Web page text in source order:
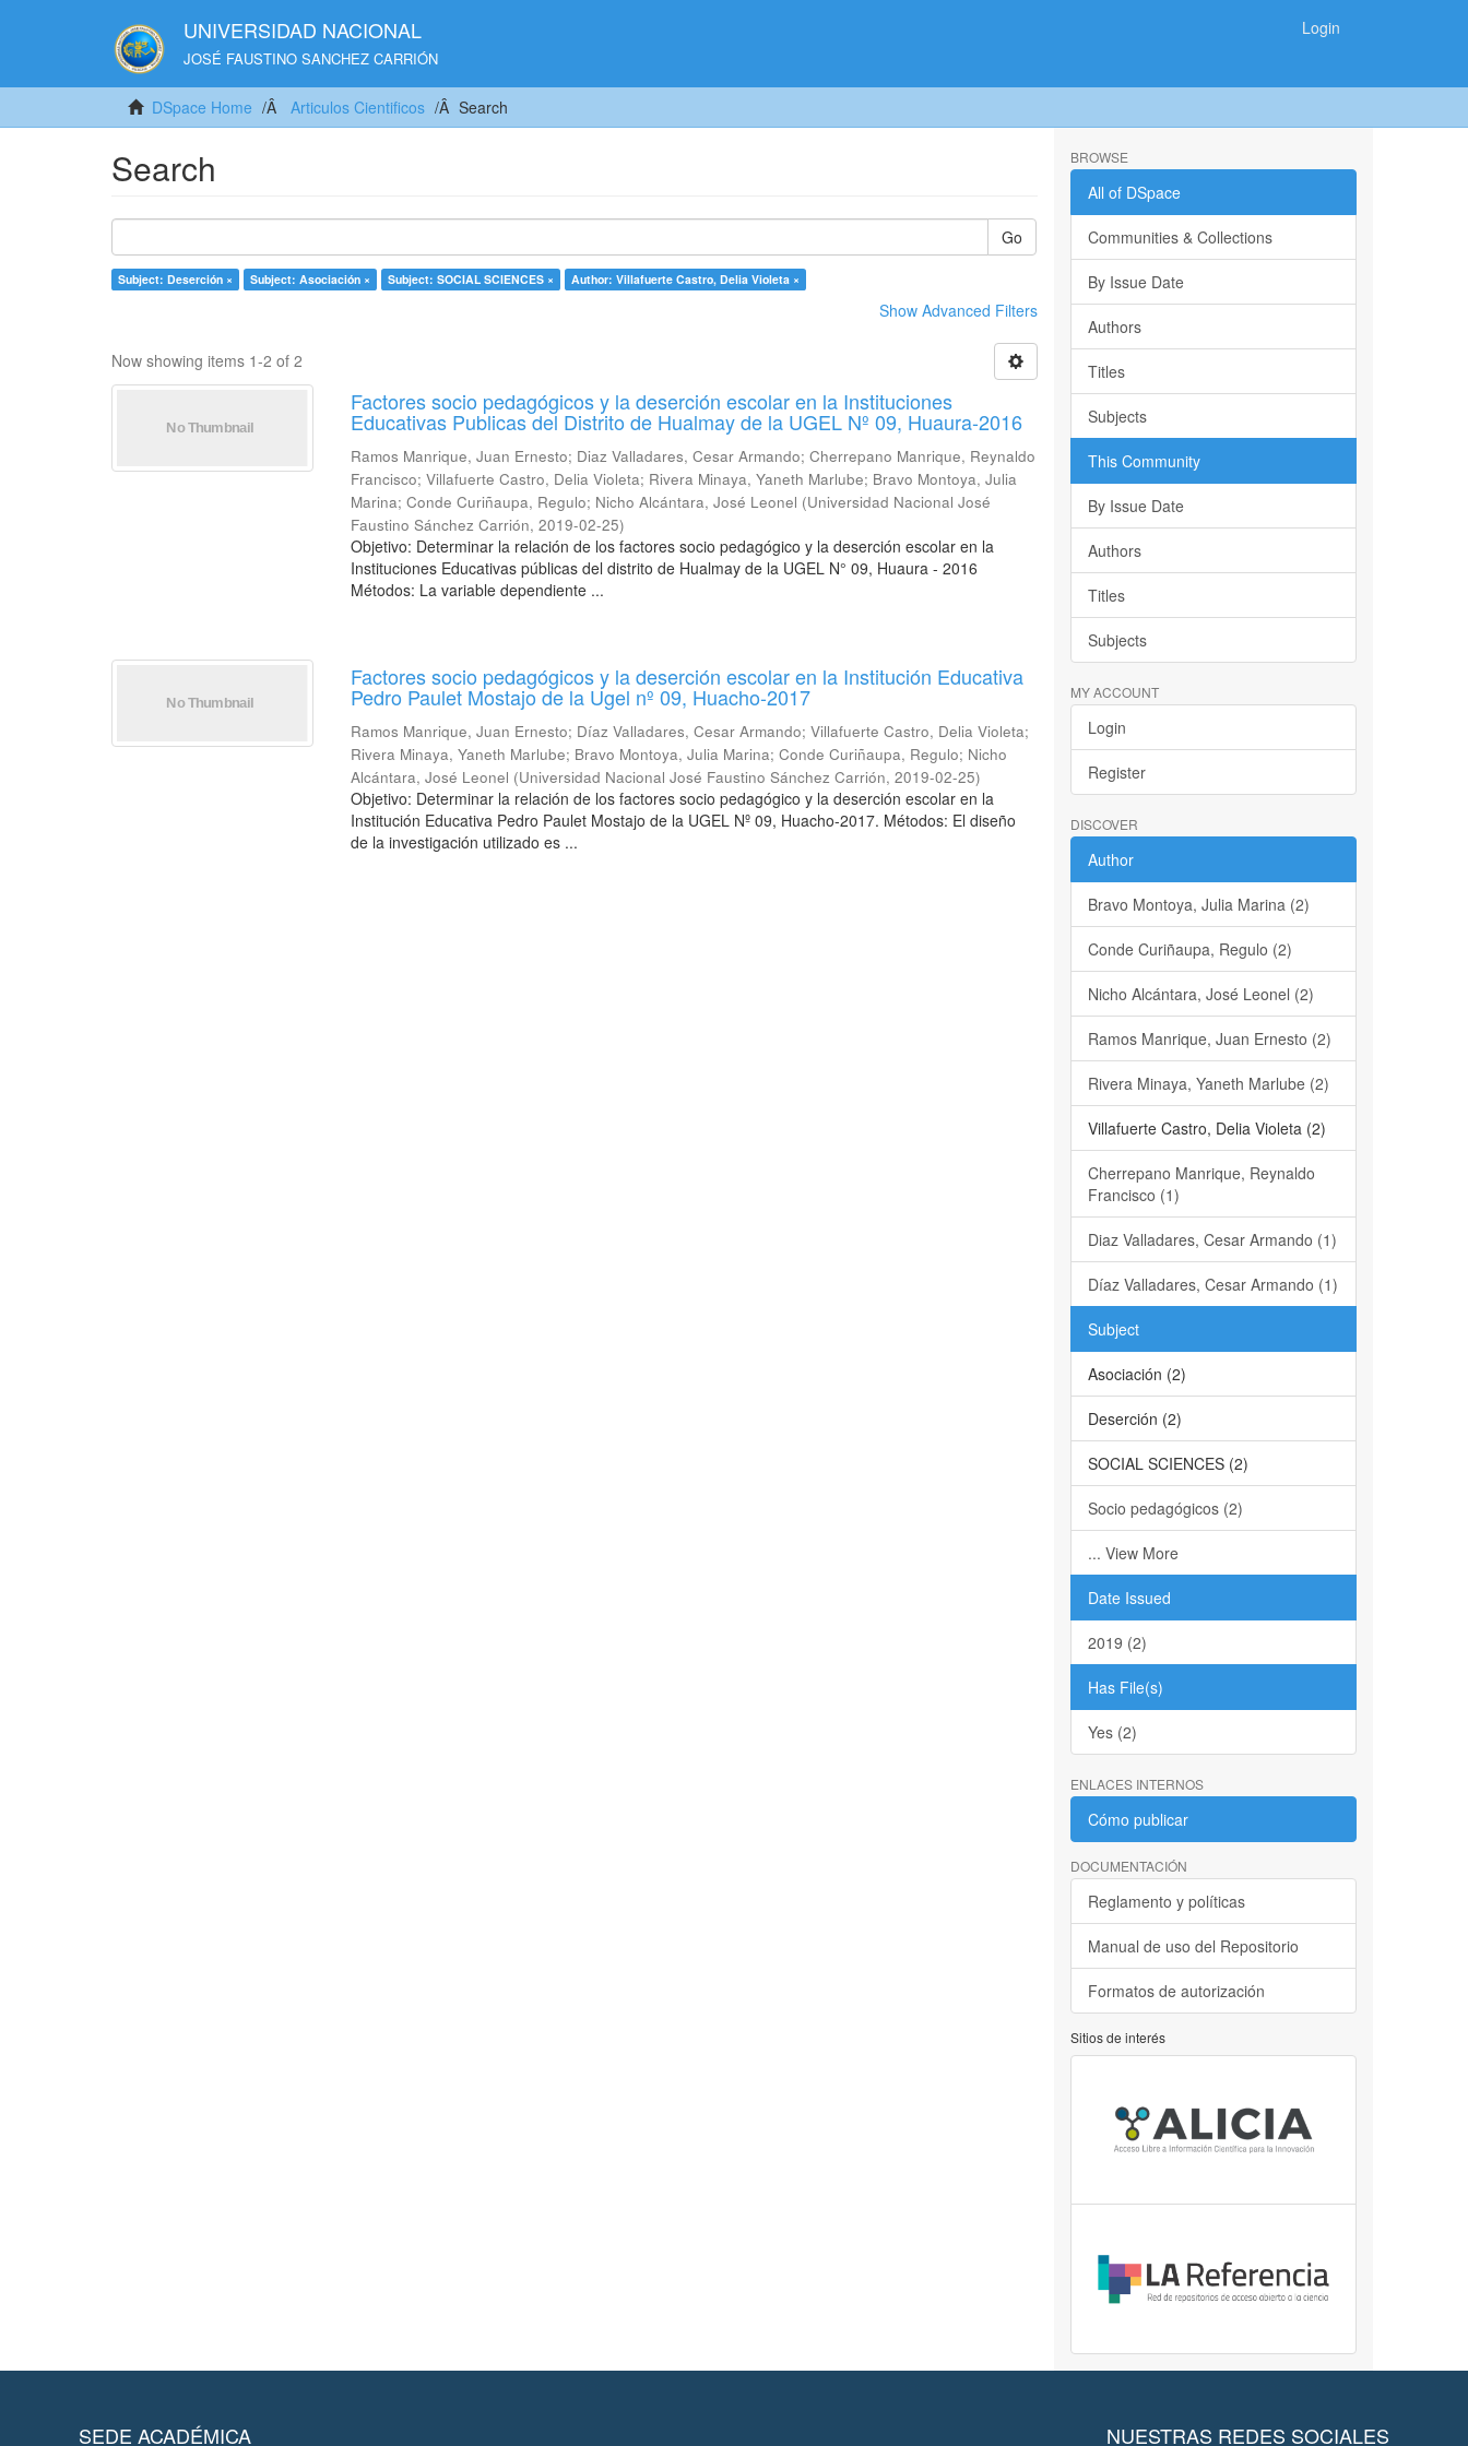
UNIVERSIDAD NACIONAL
JOSÉ FAUSTINO SANCHEZ CARRIÓN
Login
DSpace Home Articulos Cientificos Search
Search
Go
Subject: Deserción × Subject: Asociación × Subject: SOCIAL SCIENCES × Author: Villafuerte Castro, Delia Violeta ×
Show Advanced Filters
Now showing items 1-2 of 2
Factores socio pedagógicos y la deserción escolar en la Instituciones
Educativas Publicas del Distrito de Hualmay de la UGEL Nº 09, Huaura-2016
Ramos Manrique, Juan Ernesto; Diaz Valladares, Cesar Armando;Cherrepano Manrique, Reynaldo
Francisco;Villafuerte Castro, Delia Violeta; Rivera Minaya, Yaneth Marlube; Bravo Montoya, Julia
Marina;Conde Curiñaupa, Regulo; Nicho Alcántara, José Leonel (Universidad Nacional José
Faustino Sánchez Carrión,2019-02-25)
Objetivo: Determinar la relación de los factores socio pedagógico y la deserción escolar en la
Instituciones Educativas públicas del distrito de Hualmay de la UGEL N° 09, Huaura - 2016
Métodos: La variable dependiente ...
Factores socio pedagógicos y la deserción escolar en la Institución Educativa
Pedro Paulet Mostajo de la Ugel nº 09, Huacho-2017
Ramos Manrique, Juan Ernesto; Díaz Valladares, Cesar Armando;Villafuerte Castro, Delia Violeta;
Rivera Minaya, Yaneth Marlube; Bravo Montoya, Julia Marina;Conde Curiñaupa, Regulo; Nicho
Alcántara, José Leonel (Universidad Nacional José Faustino Sánchez Carrión,2019-02-25)
Objetivo: Determinar la relación de los factores socio pedagógico y la deserción escolar en la
Institución Educativa Pedro Paulet Mostajo de la UGEL Nº 09, Huacho-2017. Métodos: El diseño
de la investigación utilizado es ...
BROWSE
All of DSpace
Communities & Collections
By Issue Date
Authors
Titles
Subjects
This Community
By Issue Date
Authors
Titles
Subjects
MY ACCOUNT
Login
Register
DISCOVER
Author
Bravo Montoya, Julia Marina (2)
Conde Curiñaupa, Regulo (2)
Nicho Alcántara, José Leonel (2)
Ramos Manrique, Juan Ernesto (2)
Rivera Minaya, Yaneth Marlube (2)
Villafuerte Castro, Delia Violeta (2)
Cherrepano Manrique, Reynaldo
Francisco (1)
Diaz Valladares, Cesar Armando (1)
Díaz Valladares, Cesar Armando (1)
Subject
Asociación (2)
Deserción (2)
SOCIAL SCIENCES (2)
Socio pedagógicos (2)
... View More
Date Issued
2019 (2)
Has File(s)
Yes (2)
ENLACES INTERNOS
Cómo publicar
DOCUMENTACIÓN
Reglamento y políticas
Manual de uso del Repositorio
Formatos de autorización
Sitios de interés
SEDE ACADÉMICA NUESTRAS REDES SOCIALES